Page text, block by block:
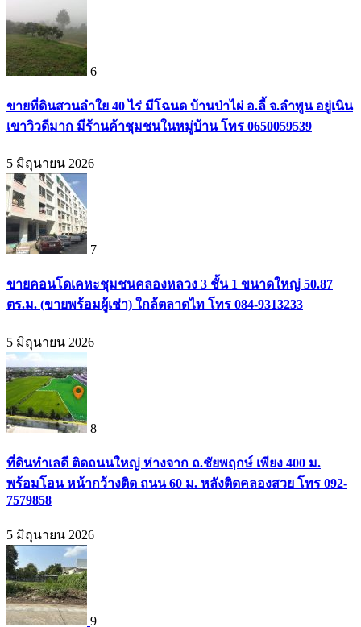
6
ขายที่ดินสวนลำใย 40 ไร่ มีโฉนด บ้านป่าไผ่ อ.ลี้ จ.ลำพูน อยู่เนิน
เขาวิวดีมาก มีร้านค้าชุมชนในหมู่บ้าน โทร 0650059539
5 มิถุนายน 2026
7
ขายคอนโดเคหะชุมชนคลองหลวง 3 ชั้น 1 ขนาดใหญ่ 50.87
ตร.ม. (ขายพร้อมผู้เช่า) ใกล้ตลาดไท โทร 084-9313233
5 มิถุนายน 2026
8
ที่ดินทำเลดี ติดถนนใหญ่ ห่างจาก ถ.ชัยพฤกษ์ เพียง 400 ม.
พร้อมโอน หน้ากว้างติด ถนน 60 ม. หลังติดคลองสวย โทร 092-
7579858
5 มิถุนายน 2026
9